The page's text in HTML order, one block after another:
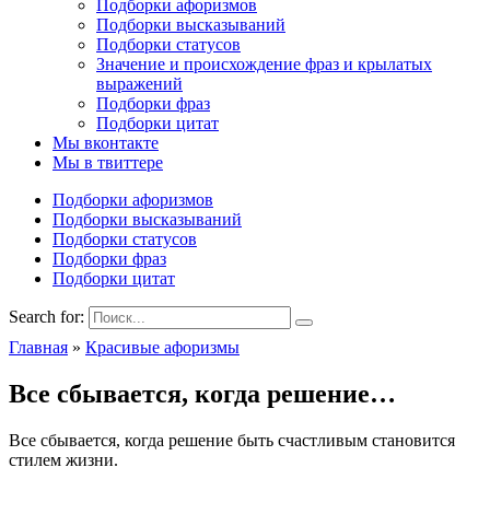
Подборки афоризмов
Подборки высказываний
Подборки статусов
Значение и происхождение фраз и крылатых
выражений
Подборки фраз
Подборки цитат
Мы вконтакте
Мы в твиттере
Подборки афоризмов
Подборки высказываний
Подборки статусов
Подборки фраз
Подборки цитат
Search for:
Главная » Красивые афоризмы
Все сбывается, когда решение…
Все сбывается, когда решение быть счастливым становится
стилем жизни.